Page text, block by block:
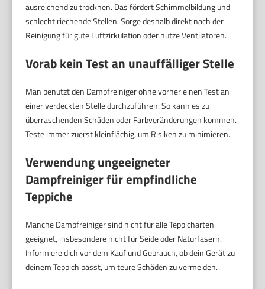
ausreichend zu trocknen. Das fördert Schimmelbildung und
schlecht riechende Stellen. Sorge deshalb direkt nach der
Reinigung für gute Luftzirkulation oder nutze Ventilatoren.
Vorab kein Test an unauffälliger Stelle
Man benutzt den Dampfreiniger ohne vorher einen Test an
einer verdeckten Stelle durchzuführen. So kann es zu
überraschenden Schäden oder Farbveränderungen kommen.
Teste immer zuerst kleinflächig, um Risiken zu minimieren.
Verwendung ungeeigneter
Dampfreiniger für empfindliche
Teppiche
Manche Dampfreiniger sind nicht für alle Teppicharten
geeignet, insbesondere nicht für Seide oder Naturfasern.
Informiere dich vor dem Kauf und Gebrauch, ob dein Gerät zu
deinem Teppich passt, um teure Schäden zu vermeiden.